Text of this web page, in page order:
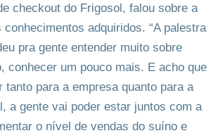
checkout do Frigosol, falou sobre a
conhecimentos adquiridos. “A palestra
pra gente entender muito sobre
conhecer um pouco mais. E acho que
tanto para a empresa quanto para a
a gente vai poder estar juntos com a
o nível de vendas do suíno e